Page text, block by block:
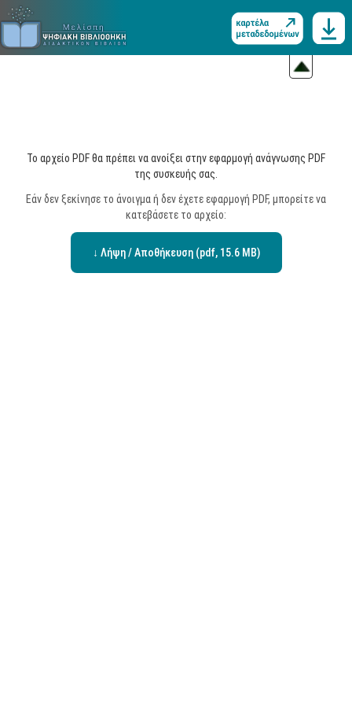
Το αρχείο PDF θα πρέπει να ανοίξει στην εφαρμογή ανάγνωσης PDF
της συσκευής σας.
Εάν δεν ξεκίνησε το άνοιγμα ή δεν έχετε εφαρμογή PDF, μπορείτε να
κατεβάσετε το αρχείο:
↓ Λήψη / Αποθήκευση (pdf, 15.6 MB)